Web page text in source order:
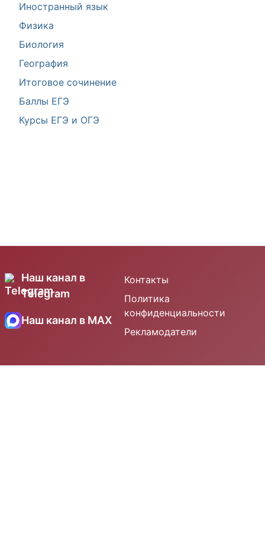
Иностранный язык
Физика
Биология
География
Итоговое сочинение
Баллы ЕГЭ
Курсы ЕГЭ и ОГЭ
Наш канал в
Telegram
Наш канал в MAX
Контакты
Политика
конфиденциальности
Рекламодатели